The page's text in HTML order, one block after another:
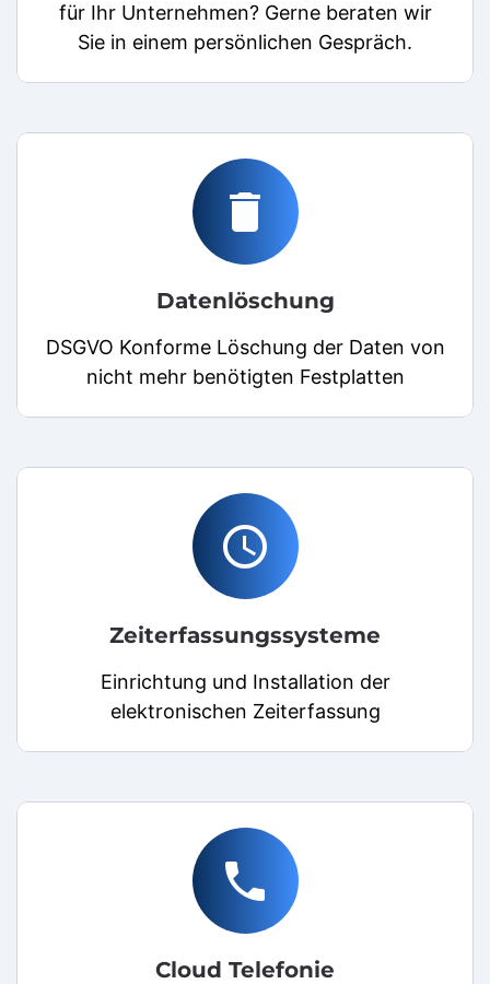
für Ihr Unternehmen? Gerne beraten wir
Sie in einem persönlichen Gespräch.
delete
Datenlöschung
DSGVO Konforme Löschung der Daten von
nicht mehr benötigten Festplatten
access_time
Zeiterfassungssysteme
Einrichtung und Installation der
elektronischen Zeiterfassung
local_phone
Cloud Telefonie